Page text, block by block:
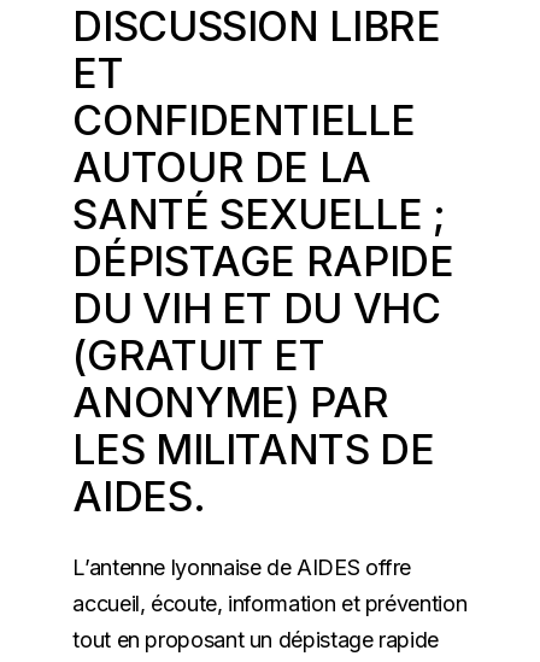
DISCUSSION LIBRE
ET
CONFIDENTIELLE
AUTOUR DE LA
SANTÉ SEXUELLE ;
DÉPISTAGE RAPIDE
DU VIH ET DU VHC
(GRATUIT ET
ANONYME) PAR
LES MILITANTS DE
AIDES.
L’antenne lyonnaise de AIDES offre
accueil, écoute, information et prévention
tout en proposant un dépistage rapide